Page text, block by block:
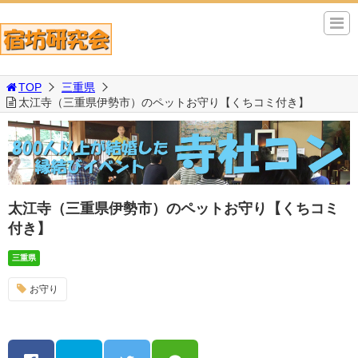
TOP
三重県
太江寺（三重県伊勢市）のペットお守り【くちコミ付き】
太江寺（三重県伊勢市）のペットお守り【くちコミ
付き】
三重県
お守り